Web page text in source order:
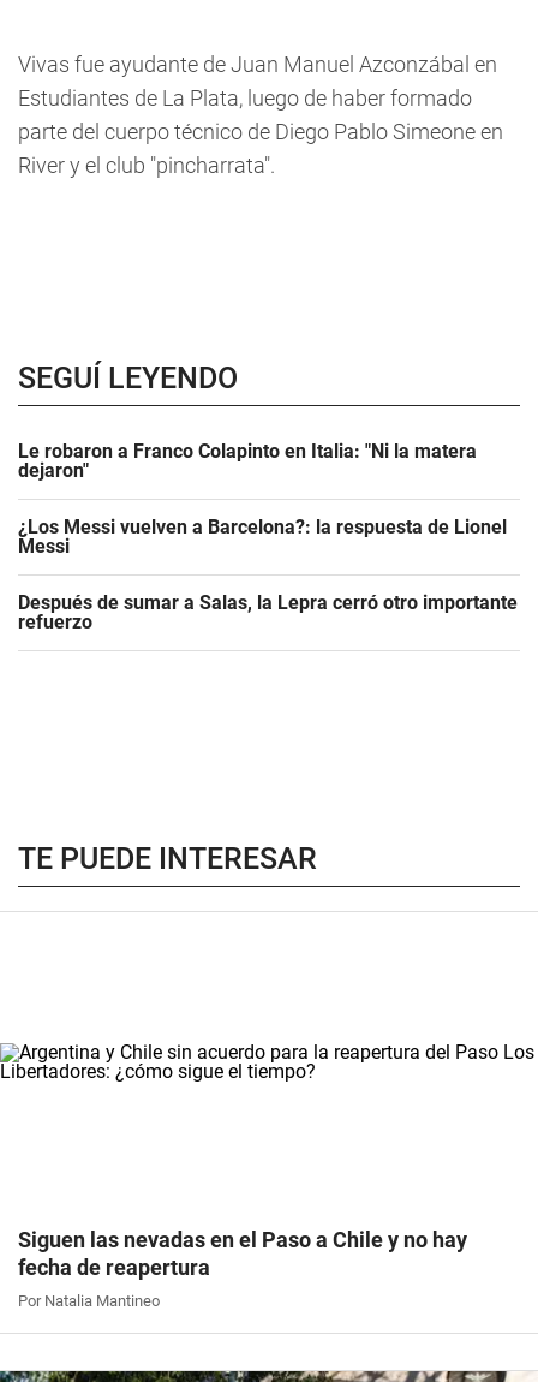
Vivas fue ayudante de Juan Manuel Azconzábal en
Estudiantes de La Plata, luego de haber formado
parte del cuerpo técnico de Diego Pablo Simeone en
River y el club "pincharrata".
SEGUÍ LEYENDO
Le robaron a Franco Colapinto en Italia: "Ni la matera
dejaron"
¿Los Messi vuelven a Barcelona?: la respuesta de Lionel
Messi
Después de sumar a Salas, la Lepra cerró otro importante
refuerzo
TE PUEDE INTERESAR
Siguen las nevadas en el Paso a Chile y no hay
fecha de reapertura
Por Natalia Mantineo